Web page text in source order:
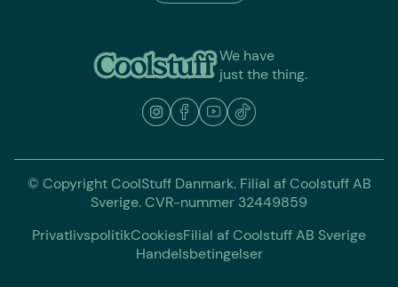
We have
just the thing.
© Copyright CoolStuff Danmark. Filial af Coolstuff AB
Sverige. CVR-nummer 32449859
PrivatlivspolitikCookiesFilial af Coolstuff AB Sverige
Handelsbetingelser